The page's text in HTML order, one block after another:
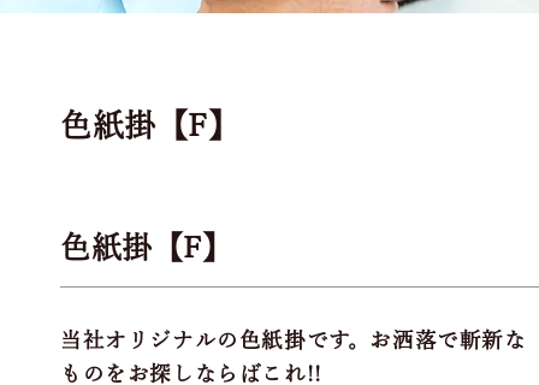
色紙掛【F】
色紙掛【F】
当社オリジナルの色紙掛です。お洒落で斬新な
ものをお探しならばこれ!!